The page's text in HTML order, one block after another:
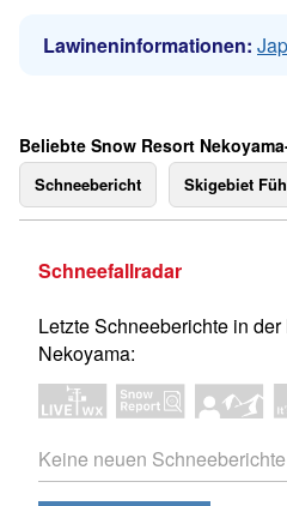
Lawineninformationen:
Beliebte Snow Resort
Schneebericht Skigebiet
Schneefallradar
Letzte Schneeberichte in
Nekoyama:
Keine neuen Schneeberichte